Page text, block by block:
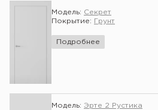
Модель: Секрет
Покрытие:
Грунт
Подробнее
Модель: Эрте 2 Рустика